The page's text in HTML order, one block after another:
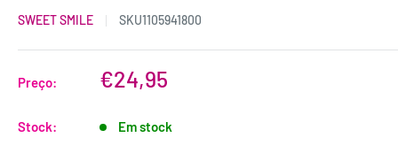
SWEET SMILE SKU1105941800
Preço: €24,95
Stock: Em stock